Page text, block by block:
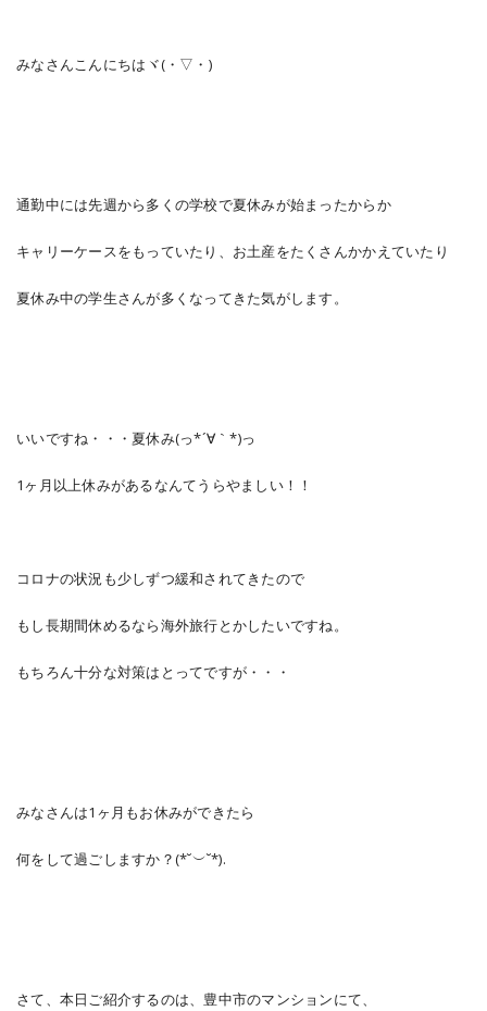
みなさんこんにちはヾ(・▽・)
通勤中には先週から多くの学校で夏休みが始まったからか
キャリーケースをもっていたり、お土産をたくさんかかえていたり
夏休み中の学生さんが多くなってきた気がします。
いいですね・・・夏休み(っ*´∀｀*)っ
1ヶ月以上休みがあるなんてうらやましい！！
コロナの状況も少しずつ緩和されてきたので
もし長期間休めるなら海外旅行とかしたいですね。
もちろん十分な対策はとってですが・・・
みなさんは1ヶ月もお休みができたら
何をして過ごしますか？(*˘︶˘*).
さて、本日ご紹介するのは、豊中市のマンションにて、